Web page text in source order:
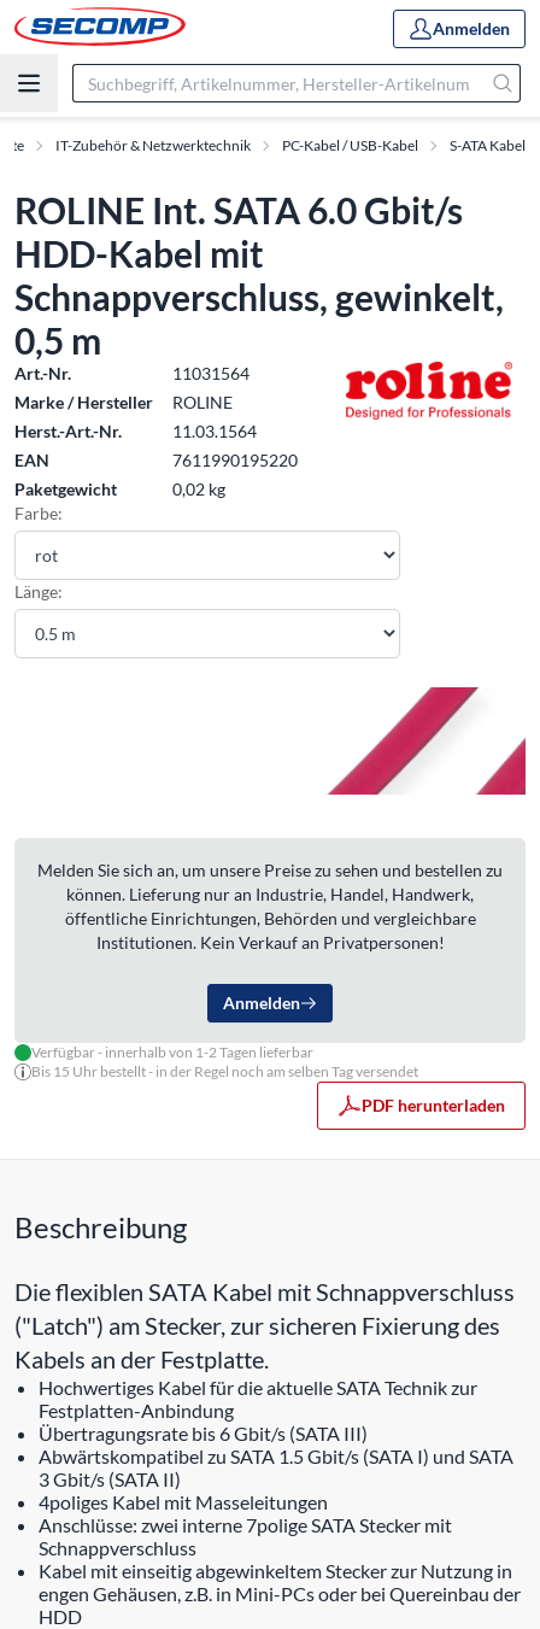
Anmelden
IT-Zubehör & Netzwerktechnik PC-Kabel / USB-Kabel S-ATA Kabel
ROLINE Int. SATA 6.0 Gbit/s
HDD-Kabel mit
Schnappverschluss, gewinkelt,
0,5 m
Art.-Nr.
11031564
Marke / Hersteller
ROLINE
Herst.-Art.-Nr.
11.03.1564
EAN
7611990195220
Paketgewicht
0,02 kg
Farbe:
Länge:
Melden Sie sich an, um unsere Preise zu sehen und bestellen zu
können. Lieferung nur an Industrie, Handel, Handwerk,
öffentliche Einrichtungen, Behörden und vergleichbare
Institutionen. Kein Verkauf an Privatpersonen!
Anmelden
Verfügbar - innerhalb von 1-2 Tagen lieferbar
Bis 15 Uhr bestellt - in der Regel noch am selben Tag versendet
PDF herunterladen
Beschreibung
Die flexiblen SATA Kabel mit Schnappverschluss
("Latch") am Stecker, zur sicheren Fixierung des
Kabels an der Festplatte.
Hochwertiges Kabel für die aktuelle SATA Technik zur
Festplatten-Anbindung
Übertragungsrate bis 6 Gbit/s (SATA III)
Abwärtskompatibel zu SATA 1.5 Gbit/s (SATA I) und SATA
3 Gbit/s (SATA II)
4poliges Kabel mit Masseleitungen
Anschlüsse: zwei interne 7polige SATA Stecker mit
Schnappverschluss
Kabel mit einseitig abgewinkeltem Stecker zur Nutzung in
engen Gehäusen, z.B. in Mini-PCs oder bei Quereinbau der
HDD